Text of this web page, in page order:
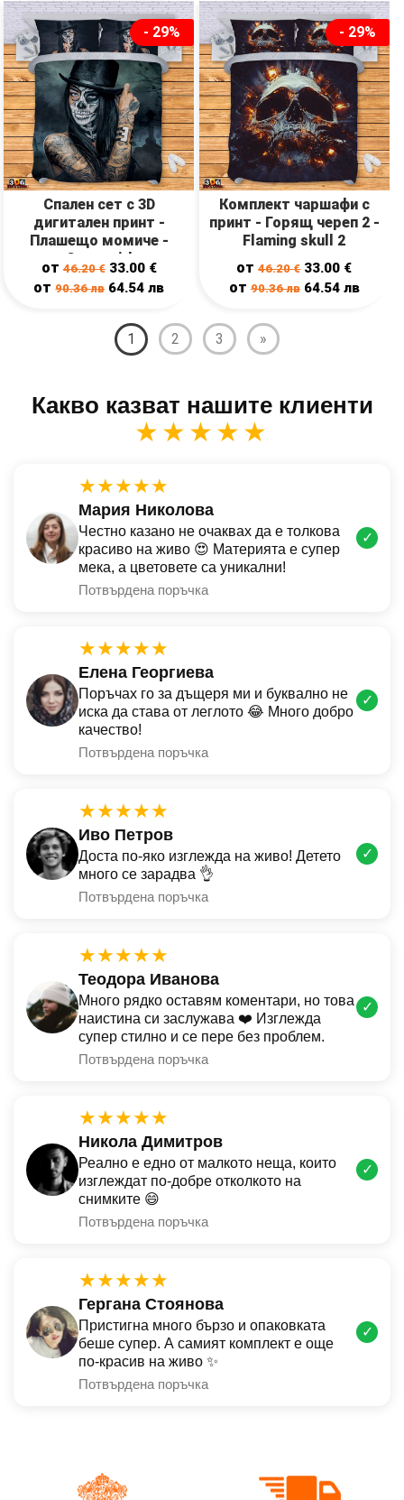
- 29%
Спален сет с 3D
дигитален принт -
Плашещо момиче -
Scary girl
от46.20€ 33.00 €
от90.36лв 64.54лв
- 29%
Комплект чаршафи с
принт - Горящ череп 2 -
Flaming skull 2
от46.20€ 33.00 €
от 90.36лв 64.54 лв
1 2 3 »
Какво казват нашите клиенти
★★★★★
★★★★★
Мария Николова
Честно казано не очаквах да е толкова
красиво на живо 😍 Материята е супер
мека, а цветовете са уникални!
Потвърдена поръчка
✓
★★★★★
Елена Георгиева
Поръчах го за дъщеря ми и буквално не
иска да става от леглото 😂 Много добро
качество!
Потвърдена поръчка
✓
★★★★★
Иво Петров
Доста по-яко изглежда на живо! Детето
много се зарадва 👌
Потвърдена поръчка
✓
★★★★★
Теодора Иванова
Много рядко оставям коментари, но това
наистина си заслужава ❤️ Изглежда
супер стилно и се пере без проблем.
Потвърдена поръчка
✓
★★★★★
Никола Димитров
Реално е едно от малкото неща, които
изглеждат по-добре отколкото на
снимките 😄
Потвърдена поръчка
✓
★★★★★
Гергана Стоянова
Пристигна много бързо и опаковката
беше супер. А самият комплект е още
по-красив на живо ✨
Потвърдена поръчка
✓